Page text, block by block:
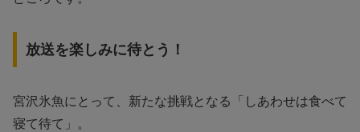
放送を楽しみに待とう！
宮沢氷魚にとって、新たな挑戦となる「しあわせは食べて
寝て待て」。